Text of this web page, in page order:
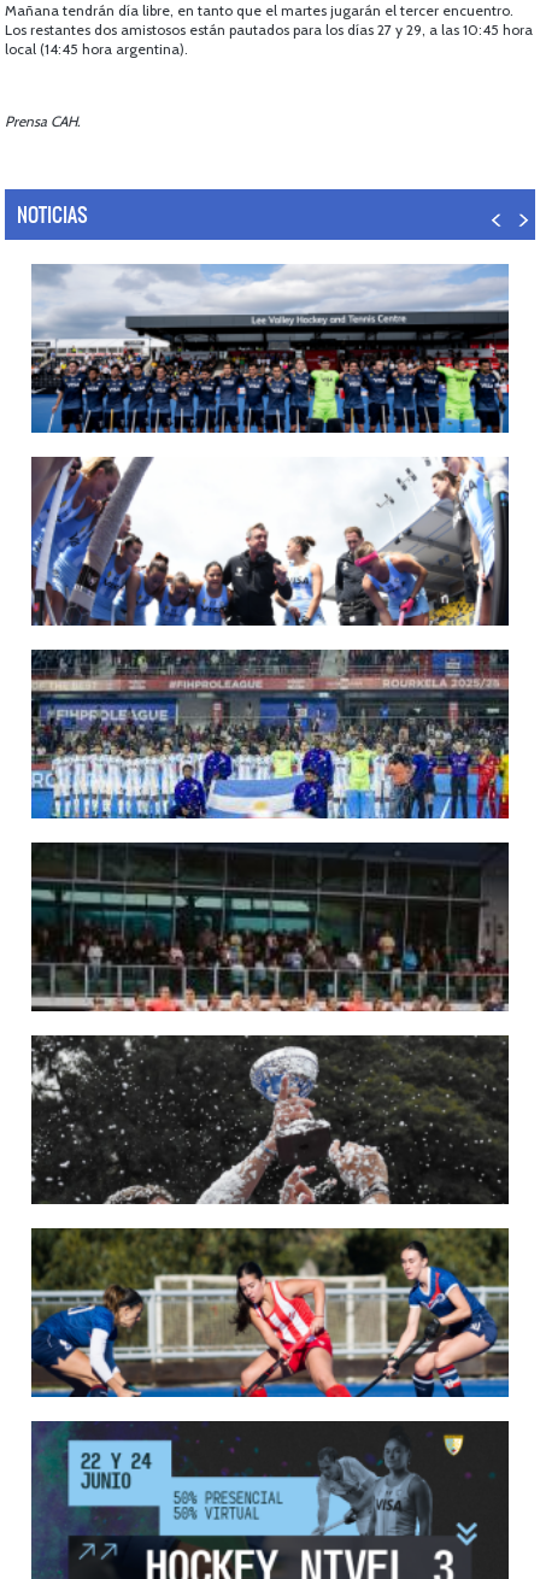
Mañana tendrán día libre, en tanto que el martes jugarán el tercer encuentro.
Los restantes dos amistosos están pautados para los días 27 y 29, a las 10:45 hora
local (14:45 hora argentina).
Prensa CAH.
NOTICIAS
14/07/2026
MUNDIAL 2026: LOS LEONES CONVOCADOS POR LUCAS REY
Del 15 al 30 de agosto disputarán el Mundial en Países Bajos y Bélgica.
LEER MÁS
09/07/2026
MUNDIAL 2026: LAS LEONAS CONVOCADAS POR FERNANDO F...
Del 15 al 30 de agosto disputarán el Mundial 2026 en Países Bajos y Bélgica.
LEER MÁS
29/05/2026
LOS LEONES CONVOCADOS PARA LA VENTANA EUROPEA DE P...
En junio, el seleccionado nacional disputará las últimas dos ventanas de Pro
League 2025-26 en Inglaterra y Alemania.
LEER MÁS
22/05/2026
LAS LEONAS CONVOCADAS PARA LA VENTANA EUROPEA DE P...
En junio, el seleccionado nacional disputará las últimas dos ventanas de Pro
League 2025-26 en Bélgica e Inglaterra.
18/05/2026
SE DEFINIERON LOS CAMPEONES DE LA PRIMERA FASE DE ...
Del 13 al 17 de mayo se llevó a cabo el torneo que reúne a los mejores clubes del
país.
LEER MÁS
13/05/2026
EN MARCHA LA PRIMERA FASE DE LA SUPERLIGA DE HOCKE...
Del 13 al 17 de mayo los mejores clubes del país se enfrentan durante 5 días en
todo el territorio nacional
LEER MÁS